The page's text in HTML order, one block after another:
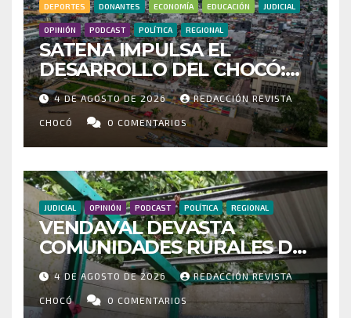
DEPORTES DONANTES ECONOMÍA EDUCACIÓN JUDICIAL
OPINIÓN PODCAST POLÍTICA REGIONAL
SATENA IMPULSA EL
DESARROLLO DEL CHOCÓ:
MÁS DE 35 MIL PASAJEROS
MOVILIZADOS Y NUEVAS
RUTAS FORTALECEN LA
CONECTIVIDAD
4 DE AGOSTO DE 2026 REDACCIÓN REVISTA
CHOCÓ 0 COMENTARIOS
JUDICIAL OPINIÓN PODCAST POLÍTICA REGIONAL
VENDAVAL DEVASTA
COMUNIDADES RURALES DE
RIOSUCIO: ESCUELAS,
VIVIENDAS Y CEMENTERIO
ENTRE LOS AFECTADOS
4 DE AGOSTO DE 2026 REDACCIÓN REVISTA
CHOCÓ 0 COMENTARIOS